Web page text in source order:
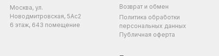
Москва, ул.
Новодмитровская, 5Ас2
6 этаж, 643 помещение
Возврат и обмен
Политика обработки
персональных данных
Публичная оферта